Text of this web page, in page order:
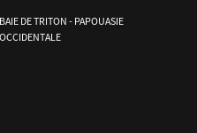
BAIE DE TRITON - PAPOUASIE
OCCIDENTALE